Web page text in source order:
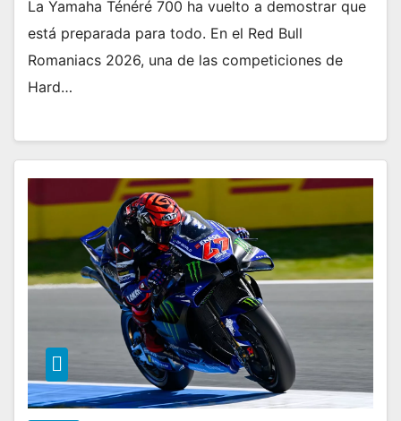
La Yamaha Ténéré 700 ha vuelto a demostrar que
está preparada para todo. En el Red Bull
Romaniacs 2026, una de las competiciones de
Hard…